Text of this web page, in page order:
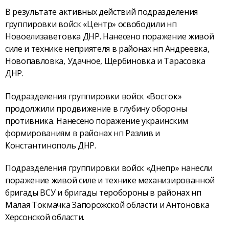
В результате активных действий подразделения
группировки войск «Центр» освободили нп
Новоелизаветовка ДНР. Нанесено поражение живой
силе и технике неприятеля в районах нп Андреевка,
Новопавловка, Удачное, Щербиновка и Тарасовка
ДНР.
Подразделения группировки войск «Восток»
продолжили продвижение в глубину обороны
противника. Нанесено поражение украинским
формированиям в районах нп Разлив и
Константинополь ДНР.
Подразделения группировки войск «Днепр» нанесли
поражение живой силе и технике механизированной
бригады ВСУ и бригады теробороны в районах нп
Малая Токмачка Запорожской области и Антоновка
Херсонской области.